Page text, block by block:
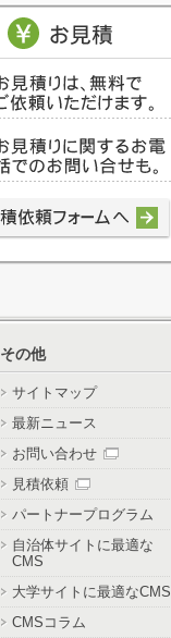
その他
サイトマップ
最新ニュース
お問い合わせ
見積依頼
パートナープログラム
自治体サイトに最適な
CMS
大学サイトに最適なCMS
CMSコラム